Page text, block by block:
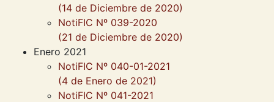
(14 de Diciembre de 2020)
NotiFIC Nº 039-2020
(21 de Diciembre de 2020)
Enero 2021
NotiFIC Nº 040-01-2021
(4 de Enero de 2021)
NotiFIC Nº 041-2021